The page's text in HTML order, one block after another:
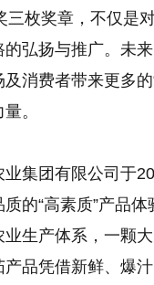
三枚奖章，不仅是
弘扬与推广。未
消费者带来更多
。
集团有限公司于
的“高素质”产品
生产体系，一颗
品凭借新鲜、爆